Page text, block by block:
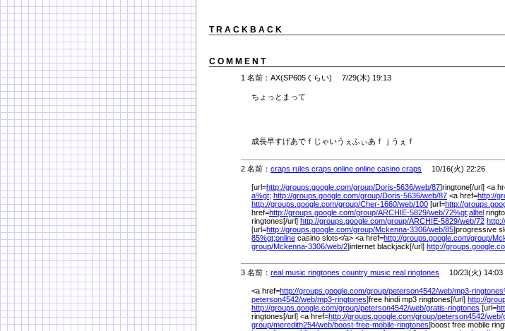
T R A C K B A C K
C O M M E N T
1 名前：AX(SP605くらい) 7/29(木) 19:13
ちょっとまって
成長早すげあでｆじゃいうぇふぃあｆｊうぇｆ
2 名前： craps rules craps online online casino craps 10/16(火) 22:26
[url=http://groups.google.com/group/Doris-5636/web/87]ringtone[/url] <a
a%gt; http://groups.google.com/group/Doris-5636/web/87 <a href=http://
http://groups.google.com/group/Cher-1660/web/100 [url=http://
href=http://groups.google.com/group/ARCHIE-5829/web/72%gt;alltel
ringtones[/url] http://groups.google.com/group/ARCHIE-5829/web/72
[url=http://groups.google.com/group/Mckenna-3306/web/85]progressive
85%gt;online casino slots</a> <a href=http://groups.google.com/group/
group/Mckenna-3306/web/2]internet blackjack[/url] http://
3 名前： real music ringtones country music real ringtones 10/23(火) 14:03
<a href=http://groups.google.com/group/peterson4542/web/mp3-
peterson4542/web/mp3-ringtones]free hindi mp3 ringtones[/url] http://
http://groups.google.com/group/peterson4542/web/gratis-ringtones [url=
ringtones[/url] <a href=http://groups.google.com/group/peterson4542/web/
group/meredith254/web/boost-free-mobile-ringtones]boost free mobile